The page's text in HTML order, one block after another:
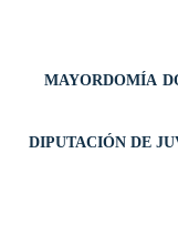
MAYORDOMÍA
DIPUTACIÓN DE